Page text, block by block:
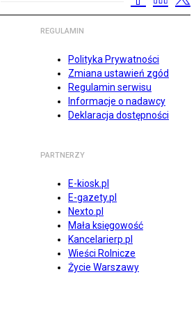
REGULAMIN
Polityka Prywatności
Zmiana ustawień zgód
Regulamin serwisu
Informacje o nadawcy
Deklaracja dostępności
PARTNERZY
E-kiosk.pl
E-gazety.pl
Nexto.pl
Mała księgowość
Kancelarierp.pl
Wieści Rolnicze
Życie Warszawy